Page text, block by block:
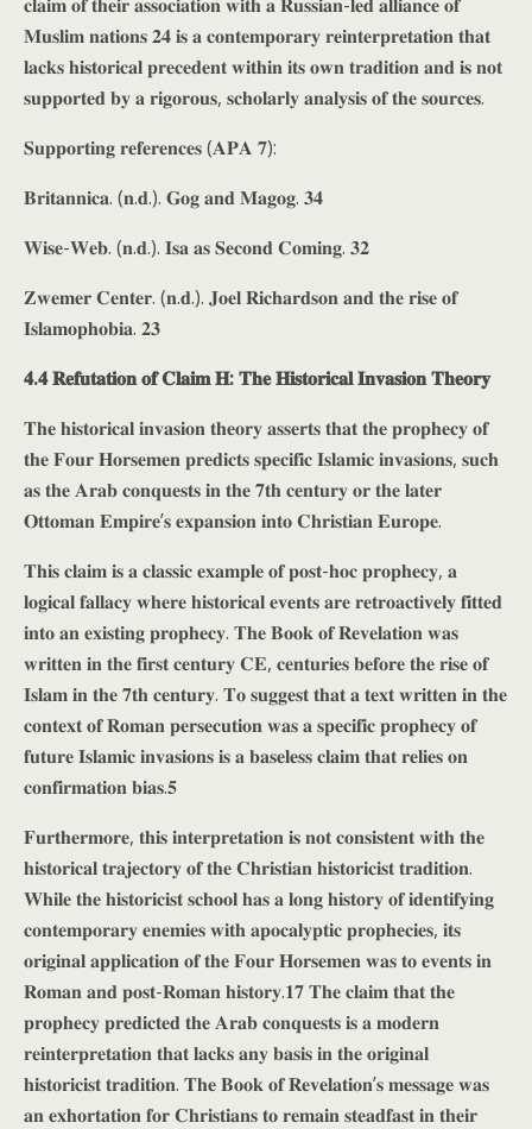
𝐌𝐮𝐬𝐥𝐢𝐦 𝐧𝐚𝐭𝐢𝐨𝐧𝐬 𝟐𝟒 𝐢𝐬 𝐚 𝐜𝐨𝐧𝐭𝐞𝐦𝐩𝐨𝐫𝐚𝐫𝐲 𝐫𝐞𝐢𝐧𝐭𝐞𝐫𝐩𝐫𝐞𝐭𝐚𝐭𝐢𝐨𝐧 𝐭𝐡𝐚𝐭
𝐥𝐚𝐜𝐤𝐬 𝐡𝐢𝐬𝐭𝐨𝐫𝐢𝐜𝐚𝐥 𝐩𝐫𝐞𝐜𝐞𝐝𝐞𝐧𝐭 𝐰𝐢𝐭𝐡𝐢𝐧 𝐢𝐭𝐬 𝐨𝐰𝐧 𝐭𝐫𝐚𝐝𝐢𝐭𝐢𝐨𝐧 𝐚𝐧𝐝 𝐢𝐬 𝐧𝐨𝐭
𝐬𝐮𝐩𝐩𝐨𝐫𝐭𝐞𝐝 𝐛𝐲 𝐚 𝐫𝐢𝐠𝐨𝐫𝐨𝐮𝐬, 𝐬𝐜𝐡𝐨𝐥𝐚𝐫𝐥𝐲 𝐚𝐧𝐚𝐥𝐲𝐬𝐢𝐬 𝐨𝐟 𝐭𝐡𝐞 𝐬𝐨𝐮𝐫𝐜𝐞𝐬.
𝐒𝐮𝐩𝐩𝐨𝐫𝐭𝐢𝐧𝐠 𝐫𝐞𝐟𝐞𝐫𝐞𝐧𝐜𝐞𝐬 (𝐀𝐏𝐀 𝟕):
𝐁𝐫𝐢𝐭𝐚𝐧𝐧𝐢𝐜𝐚. (𝐧.𝐝.). 𝐆𝐨𝐠 𝐚𝐧𝐝 𝐌𝐚𝐠𝐨𝐠. 𝟑𝟒
𝐖𝐢𝐬𝐞-𝐖𝐞𝐛. (𝐧.𝐝.). 𝐈𝐬𝐚 𝐚𝐬 𝐒𝐞𝐜𝐨𝐧𝐝 𝐂𝐨𝐦𝐢𝐧𝐠. 𝟑𝟐
𝐙𝐰𝐞𝐦𝐞𝐫 𝐂𝐞𝐧𝐭𝐞𝐫. (𝐧.𝐝.). 𝐉𝐨𝐞𝐥 𝐑𝐢𝐜𝐡𝐚𝐫𝐝𝐬𝐨𝐧 𝐚𝐧𝐝 𝐭𝐡𝐞 𝐫𝐢𝐬𝐞 𝐨𝐟
𝐈𝐬𝐥𝐚𝐦𝐨𝐩𝐡𝐨𝐛𝐢𝐚. 𝟐𝟑
𝟒.𝟒 𝐑𝐞𝐟𝐮𝐭𝐚𝐭𝐢𝐨𝐧 𝐨𝐟 𝐂𝐥𝐚𝐢𝐦 𝐇: 𝐓𝐡𝐞 𝐇𝐢𝐬𝐭𝐨𝐫𝐢𝐜𝐚𝐥 𝐈𝐧𝐯𝐚𝐬𝐢𝐨𝐧 𝐓𝐡𝐞𝐨𝐫𝐲
𝐓𝐡𝐞 𝐡𝐢𝐬𝐭𝐨𝐫𝐢𝐜𝐚𝐥 𝐢𝐧𝐯𝐚𝐬𝐢𝐨𝐧 𝐭𝐡𝐞𝐨𝐫𝐲 𝐚𝐬𝐬𝐞𝐫𝐭𝐬 𝐭𝐡𝐚𝐭 𝐭𝐡𝐞 𝐩𝐫𝐨𝐩𝐡𝐞𝐜𝐲 𝐨𝐟
𝐭𝐡𝐞 𝐅𝐨𝐮𝐫 𝐇𝐨𝐫𝐬𝐞𝐦𝐞𝐧 𝐩𝐫𝐞𝐝𝐢𝐜𝐭𝐬 𝐬𝐩𝐞𝐜𝐢𝐟𝐢𝐜 𝐈𝐬𝐥𝐚𝐦𝐢𝐜 𝐢𝐧𝐯𝐚𝐬𝐢𝐨𝐧𝐬, 𝐬𝐮𝐜𝐡
𝐚𝐬 𝐭𝐡𝐞 𝐀𝐫𝐚𝐛 𝐜𝐨𝐧𝐪𝐮𝐞𝐬𝐭𝐬 𝐢𝐧 𝐭𝐡𝐞 𝟕𝐭𝐡 𝐜𝐞𝐧𝐭𝐮𝐫𝐲 𝐨𝐫 𝐭𝐡𝐞 𝐥𝐚𝐭𝐞𝐫
𝐎𝐭𝐭𝐨𝐦𝐚𝐧 𝐄𝐦𝐩𝐢𝐫𝐞’𝐬 𝐞𝐱𝐩𝐚𝐧𝐬𝐢𝐨𝐧 𝐢𝐧𝐭𝐨 𝐂𝐡𝐫𝐢𝐬𝐭𝐢𝐚𝐧 𝐄𝐮𝐫𝐨𝐩𝐞.
𝐓𝐡𝐢𝐬 𝐜𝐥𝐚𝐢𝐦 𝐢𝐬 𝐚 𝐜𝐥𝐚𝐬𝐬𝐢𝐜 𝐞𝐱𝐚𝐦𝐩𝐥𝐞 𝐨𝐟 𝐩𝐨𝐬𝐭-𝐡𝐨𝐜 𝐩𝐫𝐨𝐩𝐡𝐞𝐜𝐲, 𝐚
𝐥𝐨𝐠𝐢𝐜𝐚𝐥 𝐟𝐚𝐥𝐥𝐚𝐜𝐲 𝐰𝐡𝐞𝐫𝐞 𝐡𝐢𝐬𝐭𝐨𝐫𝐢𝐜𝐚𝐥 𝐞𝐯𝐞𝐧𝐭𝐬 𝐚𝐫𝐞 𝐫𝐞𝐭𝐫𝐨𝐚𝐜𝐭𝐢𝐯𝐞𝐥𝐲 𝐟𝐢𝐭𝐭𝐞𝐝
𝐢𝐧𝐭𝐨 𝐚𝐧 𝐞𝐱𝐢𝐬𝐭𝐢𝐧𝐠 𝐩𝐫𝐨𝐩𝐡𝐞𝐜𝐲. 𝐓𝐡𝐞 𝐁𝐨𝐨𝐤 𝐨𝐟 𝐑𝐞𝐯𝐞𝐥𝐚𝐭𝐢𝐨𝐧 𝐰𝐚𝐬
𝐰𝐫𝐢𝐭𝐭𝐞𝐧 𝐢𝐧 𝐭𝐡𝐞 𝐟𝐢𝐫𝐬𝐭 𝐜𝐞𝐧𝐭𝐮𝐫𝐲 𝐂𝐄, 𝐜𝐞𝐧𝐭𝐮𝐫𝐢𝐞𝐬 𝐛𝐞𝐟𝐨𝐫𝐞 𝐭𝐡𝐞 𝐫𝐢𝐬𝐞 𝐨𝐟
𝐈𝐬𝐥𝐚𝐦 𝐢𝐧 𝐭𝐡𝐞 𝟕𝐭𝐡 𝐜𝐞𝐧𝐭𝐮𝐫𝐲. 𝐓𝐨 𝐬𝐮𝐠𝐠𝐞𝐬𝐭 𝐭𝐡𝐚𝐭 𝐚 𝐭𝐞𝐱𝐭 𝐰𝐫𝐢𝐭𝐭𝐞𝐧 𝐢𝐧 𝐭𝐡𝐞
𝐜𝐨𝐧𝐭𝐞𝐱𝐭 𝐨𝐟 𝐑𝐨𝐦𝐚𝐧 𝐩𝐞𝐫𝐬𝐞𝐜𝐮𝐭𝐢𝐨𝐧 𝐰𝐚𝐬 𝐚 𝐬𝐩𝐞𝐜𝐢𝐟𝐢𝐜 𝐩𝐫𝐨𝐩𝐡𝐞𝐜𝐲 𝐨𝐟
𝐟𝐮𝐭𝐮𝐫𝐞 𝐈𝐬𝐥𝐚𝐦𝐢𝐜 𝐢𝐧𝐯𝐚𝐬𝐢𝐨𝐧𝐬 𝐢𝐬 𝐚 𝐛𝐚𝐬𝐞𝐥𝐞𝐬𝐬 𝐜𝐥𝐚𝐢𝐦 𝐭𝐡𝐚𝐭 𝐫𝐞𝐥𝐢𝐞𝐬 𝐨𝐧
𝐜𝐨𝐧𝐟𝐢𝐫𝐦𝐚𝐭𝐢𝐨𝐧 𝐛𝐢𝐚𝐬.𝟓
𝐅𝐮𝐫𝐭𝐡𝐞𝐫𝐦𝐨𝐫𝐞, 𝐭𝐡𝐢𝐬 𝐢𝐧𝐭𝐞𝐫𝐩𝐫𝐞𝐭𝐚𝐭𝐢𝐨𝐧 𝐢𝐬 𝐧𝐨𝐭 𝐜𝐨𝐧𝐬𝐢𝐬𝐭𝐞𝐧𝐭 𝐰𝐢𝐭𝐡 𝐭𝐡𝐞
𝐡𝐢𝐬𝐭𝐨𝐫𝐢𝐜𝐚𝐥 𝐭𝐫𝐚𝐣𝐞𝐜𝐭𝐨𝐫𝐲 𝐨𝐟 𝐭𝐡𝐞 𝐂𝐡𝐫𝐢𝐬𝐭𝐢𝐚𝐧 𝐡𝐢𝐬𝐭𝐨𝐫𝐢𝐜𝐢𝐬𝐭 𝐭𝐫𝐚𝐝𝐢𝐭𝐢𝐨𝐧.
𝐖𝐡𝐢𝐥𝐞 𝐭𝐡𝐞 𝐡𝐢𝐬𝐭𝐨𝐫𝐢𝐜𝐢𝐬𝐭 𝐬𝐜𝐡𝐨𝐨𝐥 𝐡𝐚𝐬 𝐚 𝐥𝐨𝐧𝐠 𝐡𝐢𝐬𝐭𝐨𝐫𝐲 𝐨𝐟 𝐢𝐝𝐞𝐧𝐭𝐢𝐟𝐲𝐢𝐧𝐠
𝐜𝐨𝐧𝐭𝐞𝐦𝐩𝐨𝐫𝐚𝐫𝐲 𝐞𝐧𝐞𝐦𝐢𝐞𝐬 𝐰𝐢𝐭𝐡 𝐚𝐩𝐨𝐜𝐚𝐥𝐲𝐩𝐭𝐢𝐜 𝐩𝐫𝐨𝐩𝐡𝐞𝐜𝐢𝐞𝐬, 𝐢𝐭𝐬
𝐨𝐫𝐢𝐠𝐢𝐧𝐚𝐥 𝐚𝐩𝐩𝐥𝐢𝐜𝐚𝐭𝐢𝐨𝐧 𝐨𝐟 𝐭𝐡𝐞 𝐅𝐨𝐮𝐫 𝐇𝐨𝐫𝐬𝐞𝐦𝐞𝐧 𝐰𝐚𝐬 𝐭𝐨 𝐞𝐯𝐞𝐧𝐭𝐬 𝐢𝐧
𝐑𝐨𝐦𝐚𝐧 𝐚𝐧𝐝 𝐩𝐨𝐬𝐭-𝐑𝐨𝐦𝐚𝐧 𝐡𝐢𝐬𝐭𝐨𝐫𝐲.𝟏𝟕 𝐓𝐡𝐞 𝐜𝐥𝐚𝐢𝐦 𝐭𝐡𝐚𝐭 𝐭𝐡𝐞
𝐩𝐫𝐨𝐩𝐡𝐞𝐜𝐲 𝐩𝐫𝐞𝐝𝐢𝐜𝐭𝐞𝐝 𝐭𝐡𝐞 𝐀𝐫𝐚𝐛 𝐜𝐨𝐧𝐪𝐮𝐞𝐬𝐭𝐬 𝐢𝐬 𝐚 𝐦𝐨𝐝𝐞𝐫𝐧
𝐫𝐞𝐢𝐧𝐭𝐞𝐫𝐩𝐫𝐞𝐭𝐚𝐭𝐢𝐨𝐧 𝐭𝐡𝐚𝐭 𝐥𝐚𝐜𝐤𝐬 𝐚𝐧𝐲 𝐛𝐚𝐬𝐢𝐬 𝐢𝐧 𝐭𝐡𝐞 𝐨𝐫𝐢𝐠𝐢𝐧𝐚𝐥
𝐡𝐢𝐬𝐭𝐨𝐫𝐢𝐜𝐢𝐬𝐭 𝐭𝐫𝐚𝐝𝐢𝐭𝐢𝐨𝐧. 𝐓𝐡𝐞 𝐁𝐨𝐨𝐤 𝐨𝐟 𝐑𝐞𝐯𝐞𝐥𝐚𝐭𝐢𝐨𝐧’𝐬 𝐦𝐞𝐬𝐬𝐚𝐠𝐞 𝐰𝐚𝐬
𝐚𝐧 𝐞𝐱𝐡𝐨𝐫𝐭𝐚𝐭𝐢𝐨𝐧 𝐟𝐨𝐫 𝐂𝐡𝐫𝐢𝐬𝐭𝐢𝐚𝐧𝐬 𝐭𝐨 𝐫𝐞𝐦𝐚𝐢𝐧 𝐬𝐭𝐞𝐚𝐝𝐟𝐚𝐬𝐭 𝐢𝐧 𝐭𝐡𝐞𝐢𝐫